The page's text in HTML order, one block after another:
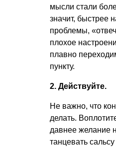
мысли стали
значит, быстрее
проблемы,
плохое
плавно
пункту.
2. Действуйте.
Не важно, что
делать.
давнее желание
танцевать